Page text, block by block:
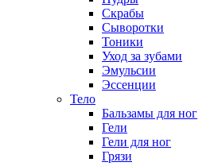
Скрабы
Сыворотки
Тоники
Уход за зубами
Эмульсии
Эссенции
Тело
Бальзамы для ног
Гели
Гели для ног
Грязи